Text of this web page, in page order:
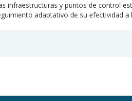
infraestructuras y puntos de control
adaptativo de su efectividad